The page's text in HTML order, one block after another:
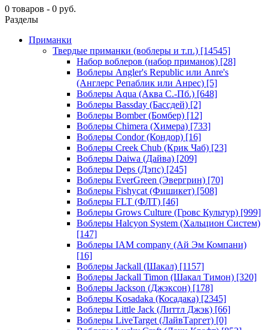
0 товаров - 0 руб.
Разделы
Приманки
Твердые приманки (воблеры и т.п.) [14545]
Набор воблеров (набор приманок) [28]
Воблеры Angler's Republic или Anre's
(Англерс Репаблик или Анрес) [5]
Воблеры Aqua (Аква С.-Пб.) [648]
Воблеры Bassday (Бассдей) [2]
Воблеры Bomber (Бомбер) [12]
Воблеры Chimera (Химера) [733]
Воблеры Condor (Кондор) [16]
Воблеры Creek Chub (Крик Чаб) [23]
Воблеры Daiwa (Дайва) [209]
Воблеры Deps (Дэпс) [245]
Воблеры EverGreen (Эвергрин) [70]
Воблеры Fishycat (Фишикет) [508]
Воблеры FLT (ФЛТ) [46]
Воблеры Grows Culture (Гровс Культур) [999]
Воблеры Halcyon System (Хальцион Систем)
[147]
Воблеры IAM company (Ай Эм Компани)
[16]
Воблеры Jackall (Шакал) [1157]
Воблеры Jackall Timon (Шакал Тимон) [320]
Воблеры Jackson (Джэксон) [178]
Воблеры Kosadaka (Косадака) [2345]
Воблеры Little Jack (Литтл Джэк) [66]
Воблеры LiveTarget (ЛайвТаргет) [0]